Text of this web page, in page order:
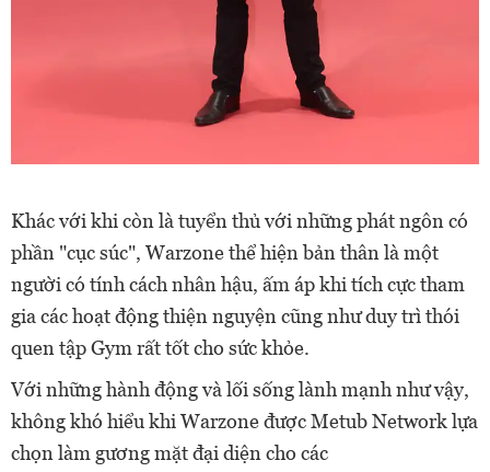
Khác với khi còn là tuyển thủ với những phát ngôn có
phần "cục súc", Warzone thể hiện bản thân là một
người có tính cách nhân hậu, ấm áp khi tích cực tham
gia các hoạt động thiện nguyện cũng như duy trì thói
quen tập Gym rất tốt cho sức khỏe.
Với những hành động và lối sống lành mạnh như vậy,
không khó hiểu khi Warzone được Metub Network lựa
chọn làm gương mặt đại diện cho các